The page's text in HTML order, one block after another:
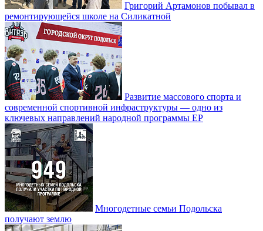
Григорий Артамонов побывал в
ремонтирующейся школе на Силикатной
Развитие массового спорта и
современной спортивной инфраструктуры — одно из
ключевых направлений народной программы ЕР
Многодетные семьи Подольска
получают землю